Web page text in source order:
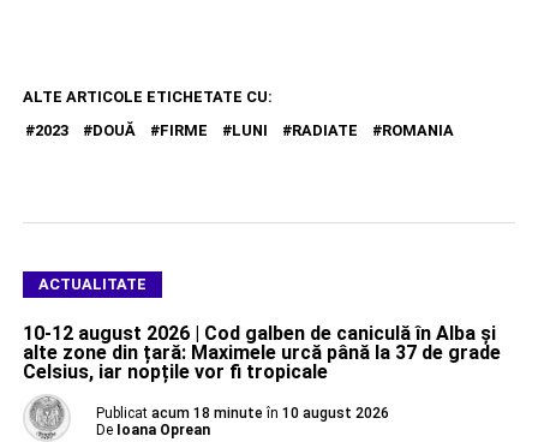
ALTE ARTICOLE ETICHETATE CU:
2023
DOUĂ FIRME LUNI RADIATE ROMANIA
ACTUALITATE
10-12 august 2026 | Cod galben de caniculă în Alba și
alte zone din țară: Maximele urcă până la 37 de grade
Celsius, iar nopțile vor fi tropicale
Publicat acum 18 minute în 10 august 2026
De Ioana Oprean